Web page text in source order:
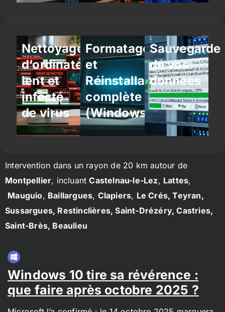
Nettoyage
d’ordinateur
lent et
infecté
de virus
Formatage
et
Réinstallation
complète
(Windows/Linux)
Sauvegarde
de vos
données
Intervention dans un rayon de 20 km autour de
Montpellier, incluantCastelnau-le-Lez, Lattes,
Mauguio, Baillargues, Clapiers, Le Crés, Teyran,
Sussargues, Restinclières, Saint-Drézéry, Castries,
Saint-Brès, Beaulieu
Windows 10 tire sa révérence :
que faire après octobre 2025 ?